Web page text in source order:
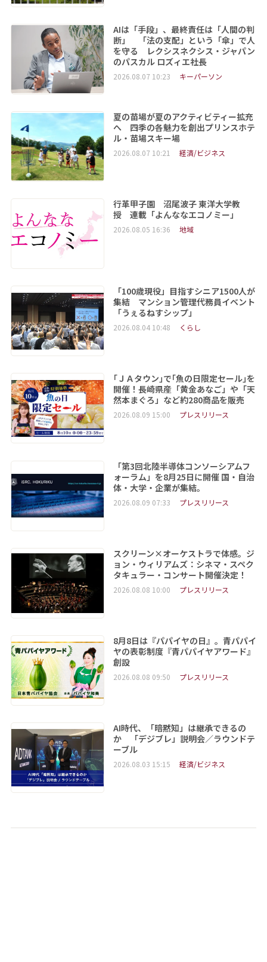
AIは「手段」、最終責任は「人間の判
断」 「法の支配」という「傘」で人
を守る レクシスネクシス・ジャパン
のパスカル ロズィエ社長
2026.08.07 10:23 キーパーソン
夏の苗場が夏のアクティビティー拡充
へ 四季の各魅力を創出プリンスホテ
ル・苗場スキー場
2026.08.07 10:21 経済/ビジネス
行革甲子園 沼尾波子 東洋大学教
授 連載「よんななエコノミー」
2026.08.05 16:36 地域
「100歳現役」目指すシニア1500人が
集結 マンション管理代務員イベント
「うぇるねすシップ」
2026.08.04 10:48 くらし
｢ＪＡタウン｣で｢魚の日限定セール｣を
開催！長崎県産「黄金あなご」や「天
然本まぐろ」など約280商品を販売
2026.08.09 15:00 プレスリリース
「第3回北陸半導体コンソーシアムフ
ォーラム」を8月25日に開催 国・自治
体・大学・企業が集結。
2026.08.09 07:33 プレスリリース
スクリーン×オーケストラで体感。ジ
ョン・ウィリアムズ：シネマ・スペク
タキュラー・コンサート開催決定！
2026.08.08 10:00 プレスリリース
8月8日は『パパイヤの日』。青パパイ
ヤの表彰制度『青パパイヤアワード』
創設
2026.08.08 09:50 プレスリリース
AI時代、「暗黙知」は継承できるの
か 「デジブレ」説明会／ラウンドテ
ーブル
2026.08.03 15:15 経済/ビジネス